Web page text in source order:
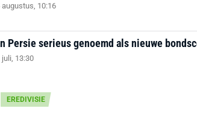
augustus, 10:16
Persie serieus genoemd als nieuwe
juli, 13:30
EREDIVISIE